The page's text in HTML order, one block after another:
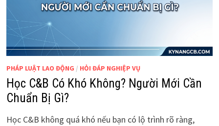
PHÁP LUẬT LAO ĐỘNG / HỎI ĐÁP NGHIỆP VỤ
Học C&B Có Khó Không? Người Mới Cần
Chuẩn Bị Gì?
Học C&B không quá khó nếu bạn có lộ trình rõ ràng,